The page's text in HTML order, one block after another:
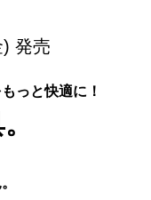
発売
っと快適に！